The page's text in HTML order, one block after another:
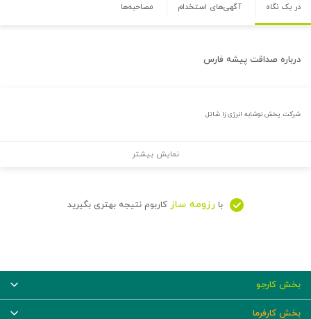
در یک نگاه آگهی‌های استخدام مصاحبه‌ها
درباره صداقت پیشه فارس
شرکت پخش نوشابه انرژی زا شاتل
نمایش بیشتر
با رزومه ساز کاربوم نتیجه بهتری بگیرید
بخش کارجو
بخش کارفرما